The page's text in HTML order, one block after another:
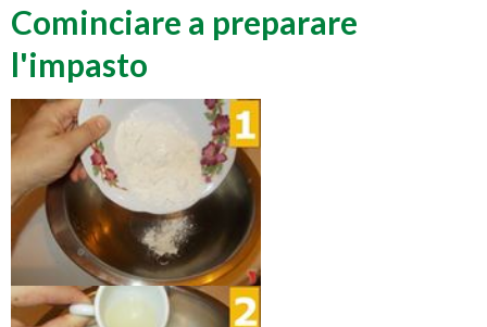
Cominciare a preparare
l'impasto